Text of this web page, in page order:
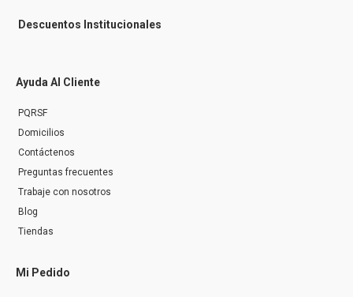
Descuentos Institucionales
Ayuda Al Cliente
PQRSF
Domicilios
Contáctenos
Preguntas frecuentes
Trabaje con nosotros
Blog
Tiendas
Mi Pedido